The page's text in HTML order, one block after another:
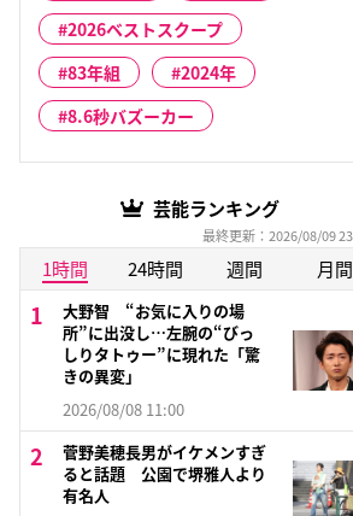
2026ベストスクープ
83年組
2024年
8.6秒バズーカー
芸能ランキング
最終更新：2026/08/09
1時間 24時間 週間 月間
大野智 “お気に入りの場
所”に出没し…左腕の“びっ
しりタトゥー”に現れた「驚
きの異変」
2026/08/08 11:00
菅野美穂長男がイケメンすぎ
ると話題 公園で堺雅人より
有名人